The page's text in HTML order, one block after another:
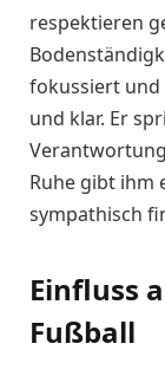
respektieren
fokussiert und
und klar. Er
Ruhe gibt ihm
sympathisch
Einfluss
Fußball